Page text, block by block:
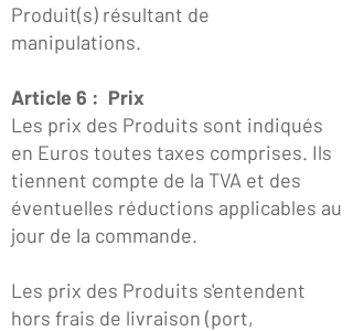
Produit(s) résultant de
manipulations.
Article 6 : Prix
Les prix des Produits sont indiqués
en Euros toutes taxes comprises. Ils
tiennent compte de la TVA et des
éventuelles réductions applicables au
jour de la commande.
Les prix des Produits s'entendent
hors frais de livraison (port,